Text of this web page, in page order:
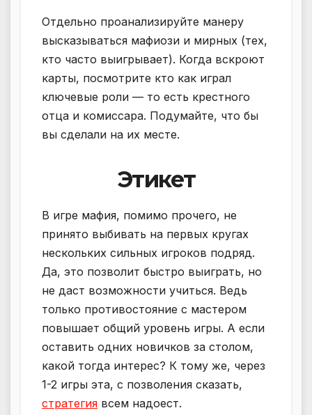
Отдельно проанализируйте манеру
высказываться мафиози и мирных (тех,
кто часто выигрывает). Когда вскроют
карты, посмотрите кто как играл
ключевые роли — то есть крестного
отца и комиссара. Подумайте, что бы
вы сделали на их месте.
Этикет
В игре мафия, помимо прочего, не
принято выбивать на первых кругах
нескольких сильных игроков подряд.
Да, это позволит быстро выиграть, но
не даст возможности учиться. Ведь
только противостояние с мастером
повышает общий уровень игры. А если
оставить одних новичков за столом,
какой тогда интерес? К тому же, через
1-2 игры эта, с позволения сказать,
стратегия всем надоест.